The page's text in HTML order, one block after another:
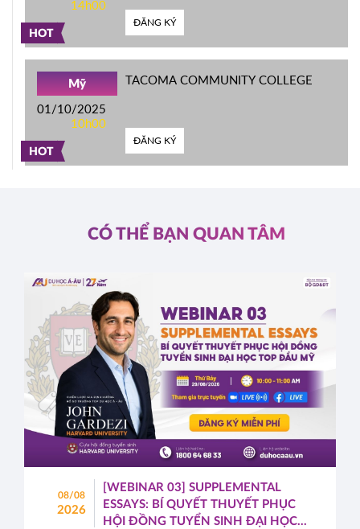
HOT
14h00
ĐĂNG KÝ
HOT
Mỹ
01/10/2025
10h00
TACOMA COMMUNITY COLLEGE
ĐĂNG KÝ
CÓ THỂ BẠN QUAN TÂM
08/08
2026
[WEBINAR 03] SUPPLEMENTAL
ESSAYS: BÍ QUYẾT THUYẾT PHỤC
HỘI ĐỒNG TUYỂN SINH ĐẠI HỌC